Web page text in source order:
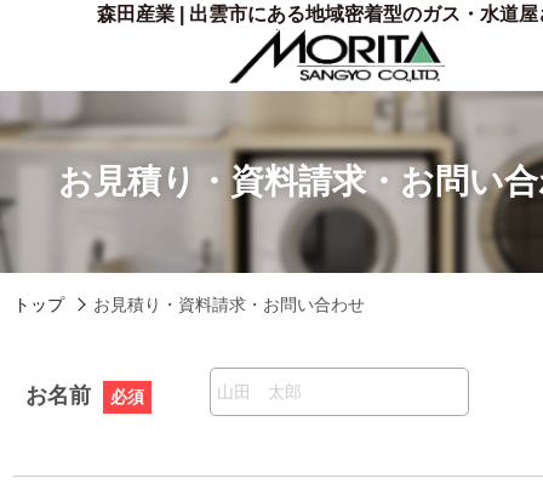
森田産業 | 出雲市にある地域密着型のガス・水道屋
お見積り・資料請求・お問い
トップ お見積り・資料請求・お問い合わせ
お名前 必須